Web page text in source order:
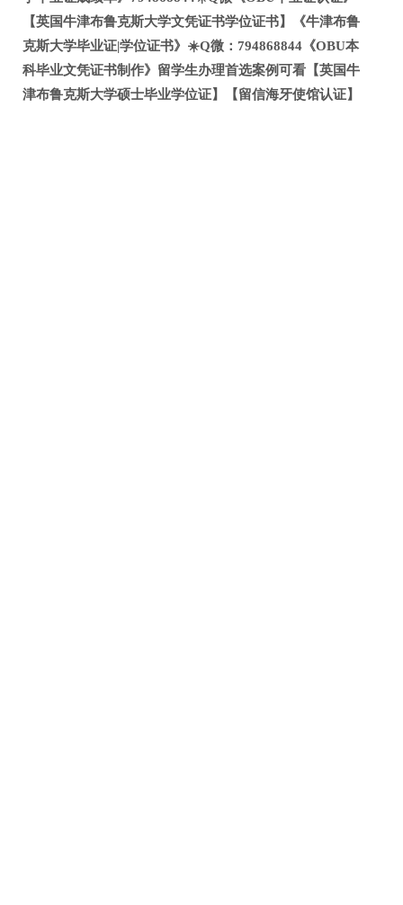
【英国牛津布鲁克斯大学文凭证书学位证书】《牛津布鲁
克斯大学毕业证|学位证书》☀️Q微：794868844《OBU本
科毕业文凭证书制作》留学生办理首选案例可看【英国牛
津布鲁克斯大学硕士毕业学位证】【留信海牙使馆认证】